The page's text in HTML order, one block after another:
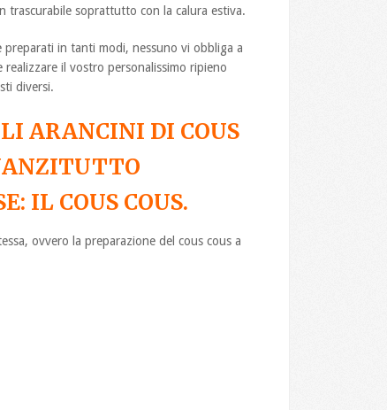
trascurabile soprattutto con la calura estiva.
preparati in tanti modi, nessuno vi obbliga a
il vostro personalissimo ripieno
diversi.
ARANCINI DI COUS
IL COUS COUS.
ovvero la preparazione del cous cous a